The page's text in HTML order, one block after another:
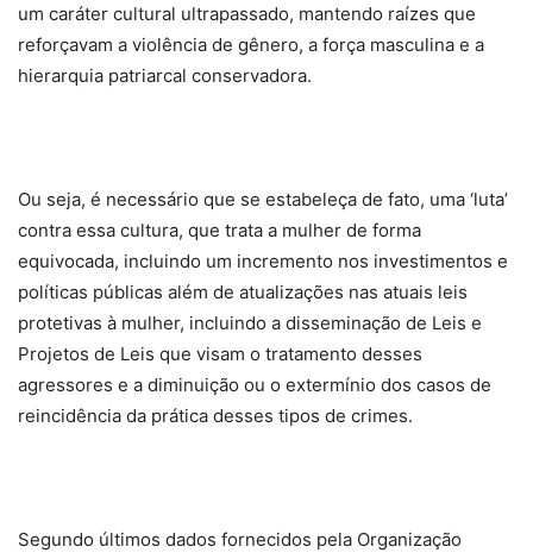
um caráter cultural ultrapassado, mantendo raízes que
reforçavam a violência de gênero, a força masculina e a
hierarquia patriarcal conservadora.
Ou seja, é necessário que se estabeleça de fato, uma ‘luta’
contra essa cultura, que trata a mulher de forma
equivocada, incluindo um incremento nos investimentos e
políticas públicas além de atualizações nas atuais leis
protetivas à mulher, incluindo a disseminação de Leis e
Projetos de Leis que visam o tratamento desses
agressores e a diminuição ou o extermínio dos casos de
reincidência da prática desses tipos de crimes.
Segundo últimos dados fornecidos pela Organização